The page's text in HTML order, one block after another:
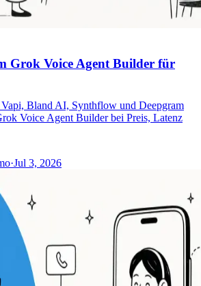
Grok Voice Agent Builder für
Bland AI, Synthflow und Deepgram
Voice Agent Builder bei Preis, Latenz
·Jul 3, 2026